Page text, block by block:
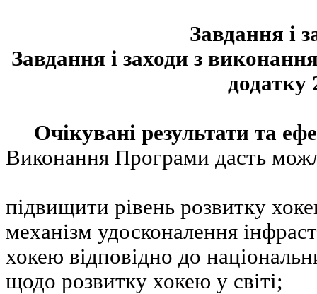
Завдання і
Завдання і заходи з
додатку
Очікувані результати та
Виконання Програми дасть
підвищити рівень розвитку
механізм удосконалення
хокею відповідно до
щодо розвитку хокею у світі;